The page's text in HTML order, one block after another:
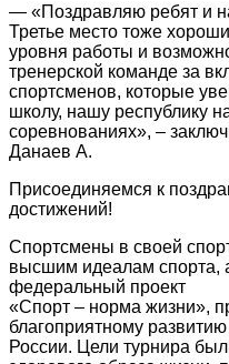
— «Поздравляю ребят и
Третье место тоже
уровня работы и
тренерской команде за
спортсменов, которые
школу, нашу республику
соревнованиях», –
Данаев А.
Присоединяемся к
достижений!
Спортсмены в своей
высшим идеалам спорта,
федеральный проект
«Спорт – норма жизни»,
благоприятному
России. Цели турнира